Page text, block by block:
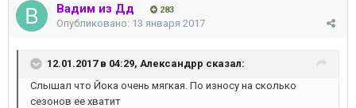
Вадим из Дд 283
Опубликовано: 13 января 2017
12.01.2017 в 04:29, Александрр сказал:
Слышал что Йока очень мягкая. По износу на сколько
сезонов ее хватит